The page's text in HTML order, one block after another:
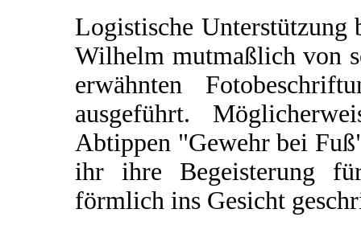
Logistische
Wilhelm mutmaßlich von
erwähnten
ausgeführt.
Abtippen "Gewehr bei
ihr ihre Begeisterung
förmlich ins Gesicht